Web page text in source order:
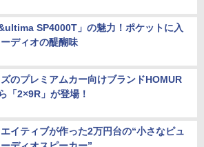
SP4000T」の魅力！ポケットに入
ディオの醍醐味
のプレミアムカー向けブランドHOMUR
「2×9R」が登場！
イティブが作った2万円台の“小さなピュ